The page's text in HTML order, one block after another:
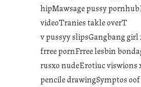
hipMawsage pussy
videoTranies takle overT
v pussyy slipsGangbang
frree pornFrree lesbin
rusxo nudeErotiuc viswions
pencile drawingSymptos oof